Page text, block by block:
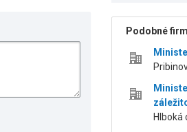
Podobné
Hlboká